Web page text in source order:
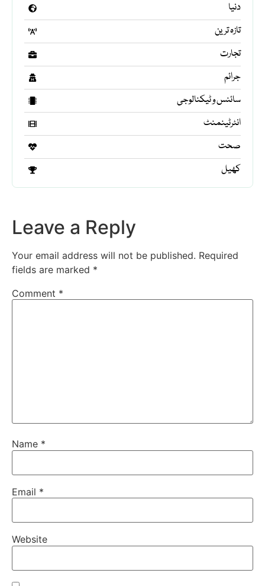
دنیا
تازہ ترین
تجارت
جرائم
سائنس و ٹیکنالوجی
انٹرٹینمنٹ
صحت
کھیل
Leave a Reply
Your email address will not be published. Required
fields are marked *
Comment *
Name *
Email *
Website